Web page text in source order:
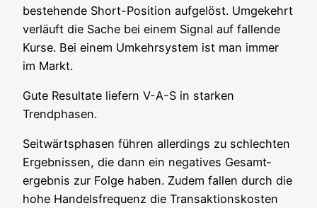
bestehen­de Short-Posi­ti­on auf­ge­löst. Umge­kehrt
ver­läuft die Sache bei einem Signal auf fal­len­de
Kur­se. Bei einem Umkehr­sys­tem ist man immer
im Markt.
Gute Resul­ta­te lie­fern V-A-S in star­ken
Trendphasen.
Seit­wärts­pha­sen füh­ren aller­dings zu schlech­ten
Ergeb­nis­sen, die dann ein nega­ti­ves Gesamt­
ergeb­nis zur Fol­ge haben. Zudem fal­len durch die
hohe Han­dels­fre­quenz die Trans­ak­ti­ons­kos­ten